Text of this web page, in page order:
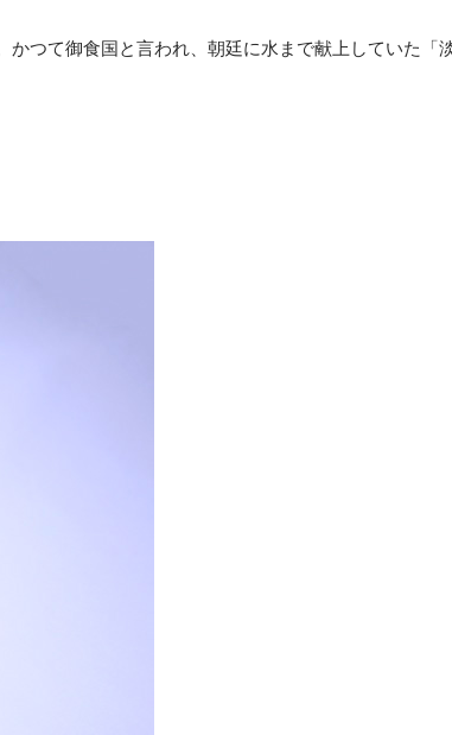
つて御食国と言われ、朝廷に水まで献上していた「